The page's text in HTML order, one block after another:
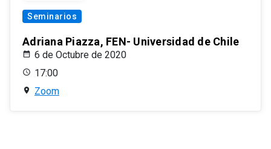
Seminarios
Adriana Piazza, FEN- Universidad de Chile
6 de Octubre de 2020
17:00
Zoom